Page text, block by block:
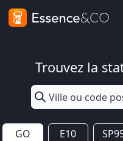
Trouvez la
GO E10